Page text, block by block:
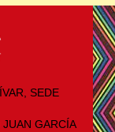
SEDE
GARCÍA